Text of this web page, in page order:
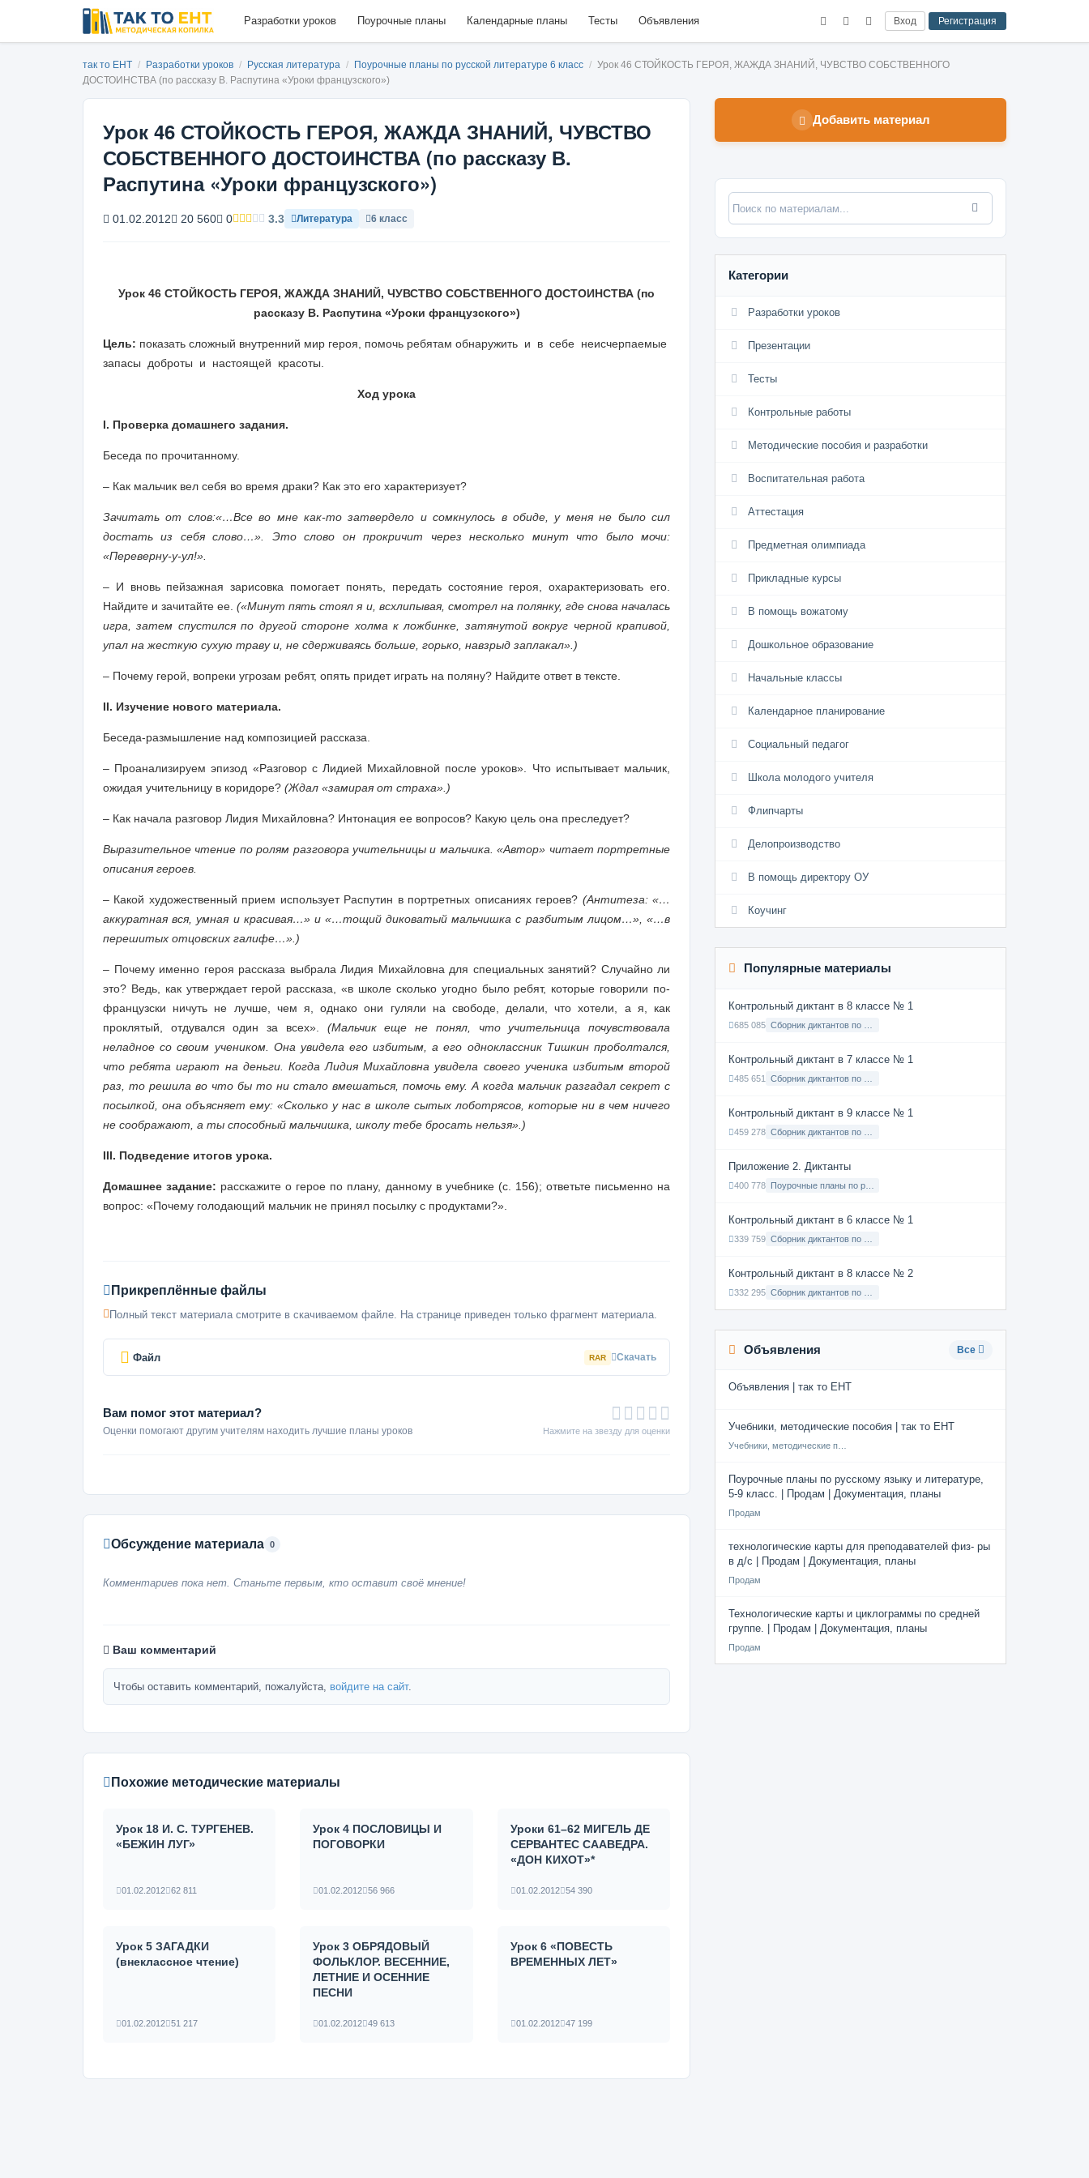
Разработки уроков Поурочные планы Календарные планы Тесты Объявления Вход Регистрация
так то ЕНТ / Разработки уроков / Русская литература / Поурочные планы по русской литературе 6 класс / Урок 46 СТОЙКОСТЬ ГЕРОЯ, ЖАЖДА ЗНАНИЙ, ЧУВСТВО СОБСТВЕННОГО
ДОСТОИНСТВА (по рассказу В. Распутина «Уроки французского»)
Урок 46 СТОЙКОСТЬ ГЕРОЯ, ЖАЖДА ЗНАНИЙ, ЧУВСТВО
СОБСТВЕННОГО ДОСТОИНСТВА (по рассказу В.
Распутина «Уроки французского»)
01.02.2012 20 560 0 3.3 Литература 6 класс
Урок 46 СТОЙКОСТЬ ГЕРОЯ, ЖАЖДА ЗНАНИЙ, ЧУВСТВО СОБСТВЕННОГО ДОСТОИНСТВА (по
рассказу В. Распутина «Уроки французского»)
Цель: показать сложный внутренний мир героя, помочь ребятам обнаружить и в себе неисчерпаемые
запасы доброты и настоящей красоты.
Ход урока
I. Проверка домашнего задания.
Беседа по прочитанному.
– Как мальчик вел себя во время драки? Как это его характеризует?
Зачитать от слов:«…Все во мне как-то затвердело и сомкнулось в обиде, у меня не было сил
достать из себя слово…». Это слово он прокричит через несколько минут что было мочи:
«Переверну-у-ул!».
– И вновь пейзажная зарисовка помогает понять, передать состояние героя, охарактеризовать его.
Найдите и зачитайте ее.(«Минут пять стоял я и, всхлипывая, смотрел на полянку, где снова началась
игра, затем спустился по другой стороне холма к ложбинке, затянутой вокруг черной крапивой,
упал на жесткую сухую траву и, не сдерживаясь больше, горько, навзрыд заплакал».)
– Почему герой, вопреки угрозам ребят, опять придет играть на поляну? Найдите ответ в тексте.
II. Изучение нового материала.
Беседа-размышление над композицией рассказа.
– Проанализируем эпизод «Разговор с Лидией Михайловной после уроков». Что испытывает мальчик,
ожидая учительницу в коридоре? (Ждал «замирая от страха».)
– Как начала разговор Лидия Михайловна? Интонация ее вопросов? Какую цель она преследует?
Выразительное чтение по ролям разговора учительницы и мальчика. «Автор» читает портретные
описания героев.
– Какой художественный прием использует Распутин в портретных описаниях героев? (Антитеза: «…
аккуратная вся, умная и красивая…» и «…тощий диковатый мальчишка с разбитым лицом…», «…в
перешитых отцовских галифе…».)
– Почему именно героя рассказа выбрала Лидия Михайловна для специальных занятий? Случайно ли
это? Ведь, как утверждает герой рассказа, «в школе сколько угодно было ребят, которые говорили по-
французски ничуть не лучше, чем я, однако они гуляли на свободе, делали, что хотели, а я, как
проклятый, отдувался один за всех». (Мальчик еще не понял, что учительница почувствовала
неладное со своим учеником. Она увидела его избитым, а его одноклассник Тишкин проболтался,
что ребята играют на деньги. Когда Лидия Михайловна увидела своего ученика избитым второй
раз, то решила во что бы то ни стало вмешаться, помочь ему. А когда мальчик разгадал секрет с
посылкой, она объясняет ему: «Сколько у нас в школе сытых лоботрясов, которые ни в чем ничего
не соображают, а ты способный мальчишка, школу тебе бросать нельзя».)
III. Подведение итогов урока.
Домашнее задание: расскажите о герое по плану, данному в учебнике (с. 156); ответьте письменно на
вопрос: «Почему голодающий мальчик не принял посылку с продуктами?».
Прикреплённые файлы
Полный текст материала смотрите в скачиваемом файле. На странице приведен только фрагмент материала.
Файл RAR Скачать
Вам помог этот материал?
Оценки помогают другим учителям находить лучшие планы уроков Нажмите на звезду для оценки
Обсуждение материала 0
Комментариев пока нет. Станьте первым, кто оставит своё мнение!
Ваш комментарий
Чтобы оставить комментарий, пожалуйста, войдите на сайт.
Похожие методические материалы
Урок 18 И. С. ТУРГЕНЕВ.
«БЕЖИН ЛУГ»
01.02.2012 62 811
Урок 4 ПОСЛОВИЦЫ И
ПОГОВОРКИ
01.02.2012 56 966
Уроки 61–62 МИГЕЛЬ ДЕ
СЕРВАНТЕС СААВЕДРА.
«ДОН КИХОТ»*
01.02.2012 54 390
Урок 5 ЗАГАДКИ
(внеклассное чтение)
01.02.2012 51 217
Урок 3 ОБРЯДОВЫЙ
ФОЛЬКЛОР. ВЕСЕННИЕ,
ЛЕТНИЕ И ОСЕННИЕ
ПЕСНИ
01.02.2012 49 613
Урок 6 «ПОВЕСТЬ
ВРЕМЕННЫХ ЛЕТ»
01.02.2012 47 199
Добавить материал
Категории
Разработки уроков
Презентации
Тесты
Контрольные работы
Методические пособия и разработки
Воспитательная работа
Аттестация
Предметная олимпиада
Прикладные курсы
В помощь вожатому
Дошкольное образование
Начальные классы
Календарное планирование
Социальный педагог
Школа молодого учителя
Флипчарты
Делопроизводство
В помощь директору ОУ
Коучинг
Популярные материалы
Контрольный диктант в 8 классе № 1
685 085
Контрольный диктант в 7 классе № 1
485 651
Контрольный диктант в 9 классе № 1
459 278
Приложение 2. Диктанты
400 778
Контрольный диктант в 6 классе № 1
339 759
Контрольный диктант в 8 классе № 2
332 295
Объявления Все
Объявления | так то ЕНТ
Учебники, методические пособия | так то ЕНТ
Поурочные планы по русскому языку и литературе,
5-9 класс. | Продам | Документация, планы
Продам
технологические карты для преподавателей физ- ры
в д/с | Продам | Документация, планы
Продам
Технологические карты и циклограммы по средней
группе. | Продам | Документация, планы
Продам